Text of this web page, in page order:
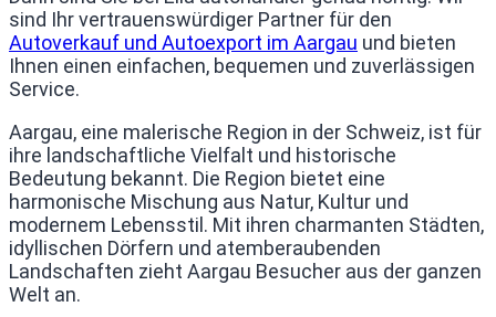
sind Ihr vertrauenswürdiger Partner für den
Autoverkauf und Autoexport im Aargau und bieten
Ihnen einen einfachen, bequemen und zuverlässigen
Service.
Aargau, eine malerische Region in der Schweiz, ist für
ihre landschaftliche Vielfalt und historische
Bedeutung bekannt. Die Region bietet eine
harmonische Mischung aus Natur, Kultur und
modernem Lebensstil. Mit ihren charmanten Städten,
idyllischen Dörfern und atemberaubenden
Landschaften zieht Aargau Besucher aus der ganzen
Welt an.